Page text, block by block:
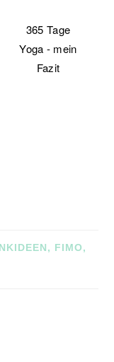
365 Tage
Yoga - mein
Fazit
, FIMO,